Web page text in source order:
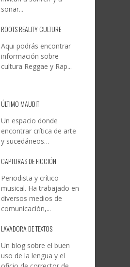
soñar...
ROOTS REALITY CULTURE
Aqui podrás encontrar
información sobre
cultura Reggae y Rap...
ÚLTIMO MAUDIT
Un espacio donde
encontrar crítica de arte
y sucedáneos…
CAPTURAS DE FICCIÓN
Periodista y crítico
musical. Ha trabajado en
diversos medios de
comunicación,...
LAVADORA DE TEXTOS
Un blog sobre el buen
uso de la lengua y el